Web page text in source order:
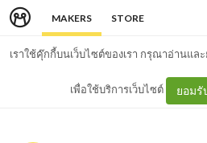
MAKERS STORE
เราใช้คุ๊กกี้บนเว็บไซต์ของเรา กรุณาอ่านแล
เพื่อใช้บริการเว็บไซต์ ยอมรั